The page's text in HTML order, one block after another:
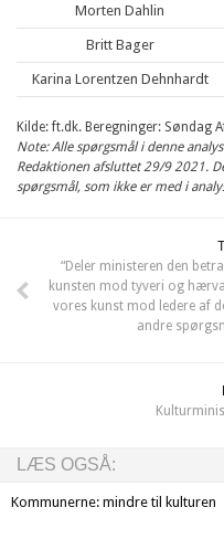
Morten Dahlin
Britt Bager
Karina Lorentzen Dehnhardt
Kilde: ft.dk. Beregninger: Søndag
Note: Alle spørgsmål i denne
Redaktionen afsluttet 29/9 2021.
spørgsmål, som ikke er med i
“Deler ministeren den
kunsten mod tyveri og
vores kunst mod ledere af
andre
LÆS OGSÅ:
Kommunerne: mindre til kulturen